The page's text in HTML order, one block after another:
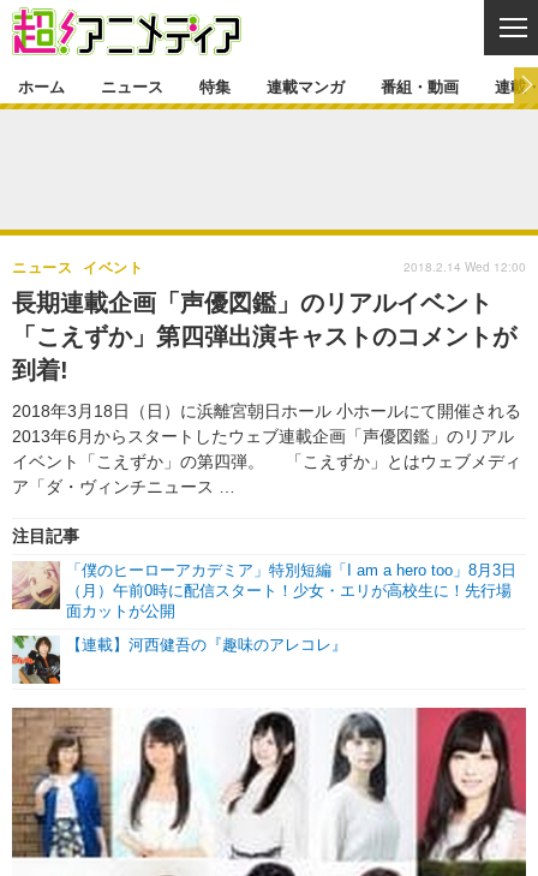
ゲーム・アプリ マンガ
グッズ イベント
舞台 新帝スタ
特集一覧 カバー
ラキりす
連載マンガ
連載マンガ一覧
番組・動画
番組・動画一覧 ラジオ
連載・ブログ
編集部ブログ・お知らせ
ホーム ニュース 特集 連載マンガ 番組・動画 連載
長期連載企画「声優図鑑」のリアルイベント
「こえずか」第四弾出演キャストのコメントが
到着!
2018年3月18日（日）に浜離宮朝日ホール 小ホールにて開催される
2013年6月からスタートしたウェブ連載企画「声優図鑑」のリアル
イベント「こえずか」の第四弾。 「こえずか」とはウェブメディ
ア「ダ・ヴィンチニュース …
ニュース イベント
注目記事
「僕のヒーローアカデミア」特別短編「I am a hero too」8月3日
（月）午前0時に配信スタート！少女・エリが高校生に！先行場
面カットが公開
【連載】河西健吾の『趣味のアレコレ』
2018.2.14 Wed 12:00